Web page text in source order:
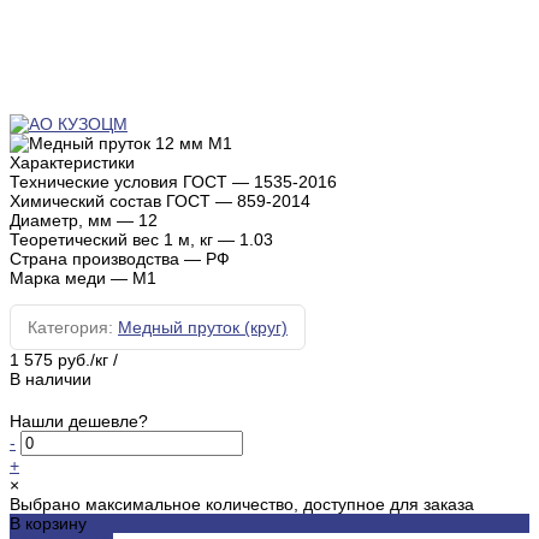
Характеристики
Технические условия ГОСТ — 1535-2016
Химический состав ГОСТ — 859-2014
Диаметр, мм — 12
Теоретический вес 1 м, кг — 1.03
Страна производства — РФ
Марка меди — М1
Категория: Медный пруток (круг)
1 575 руб./кг /
В наличии
Нашли дешевле?
-
+
×
Выбрано максимальное количество, доступное для заказа
В корзину